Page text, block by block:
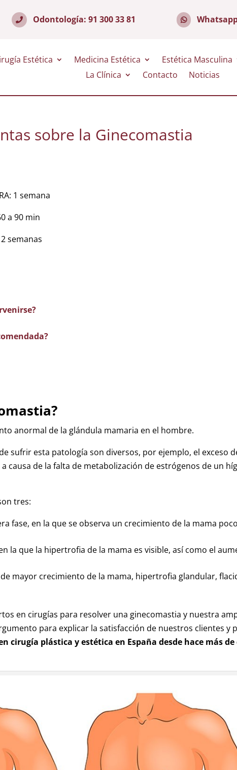
Odontología: 91 300 33 81
Estética Medicina Estética Estética Masculina
La Clínica
Contacto Noticias
sobre la Ginecomastia
1 semana
a 90 min
2 semanas
anormal de la glándula mamaria en el hombre.
sufrir esta patología son diversos, por ejemplo, el exceso
causa de la falta de metabolización de estrógenos de un
tres:
fase, en la que se observa un crecimiento de la mama poco
la que la hipertrofia de la mama es visible, así como el
de mayor crecimiento de la mama, hipertrofia glandular,
en cirugías para resolver una ginecomastia y nuestra
para explicar la satisfacción de nuestros clientes y
cirugía plástica y estética en España desde hace más